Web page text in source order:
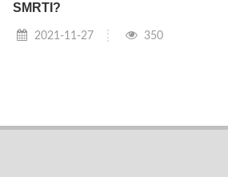
SMRTI?
2021-11-27 350